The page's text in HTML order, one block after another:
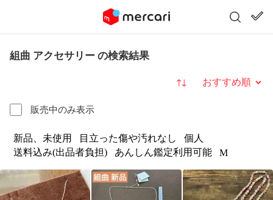
組曲 アクセサリー の検索結果
販売中のみ表示
並び替え
新品、未使用 目立った傷や汚れなし
個人
送料込み(出品者負担)
あんしん鑑定利用可能 M